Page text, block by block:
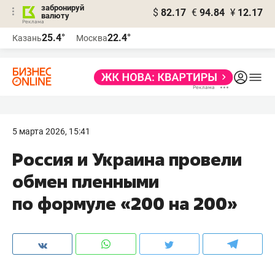
забронируй
валюту
$ 82.17 € 94.84 ¥ 12.17
Казань25.4° Москва22.4°
5 марта 2026, 15:41
Россия и Украина провели
обмен пленными
по формуле «200 на 200»